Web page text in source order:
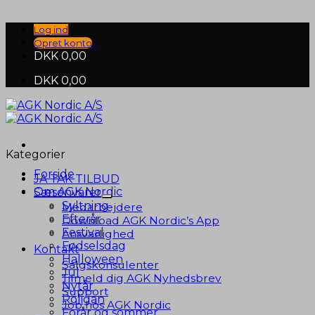
indhold
Log ind
Opret konto
DKK 0,00
DKK 0,00
Forside
Om AGK Nordic
Medarbejdere
Download AGK Nordic’s App
Ansvarlighed
Kontakt
Salgskonsulenter
Tilmeld dig AGK Nyhedsbrev
Support
Job hos AGK Nordic
Kategorier
JA TAK TILBUD
Sæsonvarer
Syltning
Efterår
Festival
Fødselsdag
Halloween
Jul
Nytår
Roligan